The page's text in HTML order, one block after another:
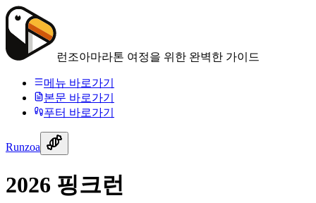
런조아마라톤 여정을 위한 완벽한 가이드
메뉴 바로가기
본문 바로가기
푸터 바로가기
Runzoa
2026 핑크런